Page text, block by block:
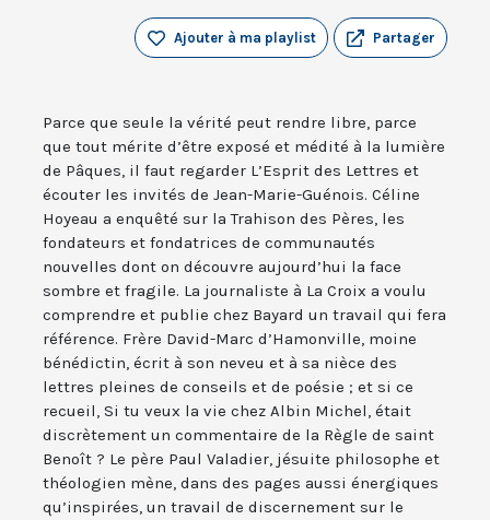
Partager
Ajouter à ma playlist
Parce que seule la vérité peut rendre libre, parce
que tout mérite d’être exposé et médité à la lumière
de Pâques, il faut regarder L’Esprit des Lettres et
écouter les invités de Jean-Marie-Guénois. Céline
Hoyeau a enquêté sur la Trahison des Pères, les
fondateurs et fondatrices de communautés
nouvelles dont on découvre aujourd’hui la face
sombre et fragile. La journaliste à La Croix a voulu
comprendre et publie chez Bayard un travail qui fera
référence. Frère David-Marc d’Hamonville, moine
bénédictin, écrit à son neveu et à sa nièce des
lettres pleines de conseils et de poésie ; et si ce
recueil, Si tu veux la vie chez Albin Michel, était
discrètement un commentaire de la Règle de saint
Benoît ? Le père Paul Valadier, jésuite philosophe et
théologien mène, dans des pages aussi énergiques
qu’inspirées, un travail de discernement sur le